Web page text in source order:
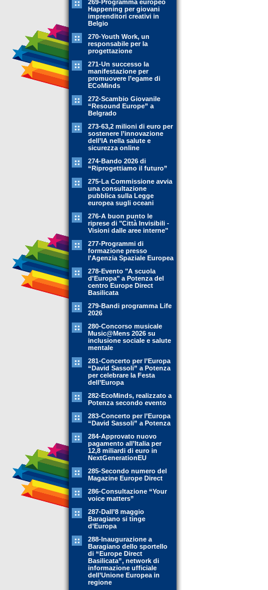
269-Programma europeo
Happening per giovani
imprenditori creativi in
Belgio
270-Youth Work, un
responsabile per la
progettazione
271-Un successo la
manifestazione per
promuovere l’egame di
ECoMinds
272-Scambio Giovanile
“Resound Europe” a
Belgrado
273-63,2 milioni di euro per
sostenere l’innovazione
dell’IA nella salute e
sicurezza online
274-Bando 2026 di
“Riprogettiamo il futuro”
275-La Commissione avvia
una consultazione
pubblica sulla Legge
europea sugli oceani
276-A buon punto le
riprese di "Città Invisibili -
Visioni dalle aree interne"
277-Programmi di
formazione presso
l'Agenzia Spaziale Europea
278-Evento "A scuola
d'Europa" a Potenza del
centro Europe Direct
Basilicata
279-Bandi programma Life
2026
280-Concorso musicale
Music@Mens 2026 su
inclusione sociale e salute
mentale
281-Concerto per l’Europa
“David Sassoli” a Potenza
per celebrare la Festa
dell’Europa
282-EcoMinds, realizzato a
Potenza secondo evento
283-Concerto per l’Europa
“David Sassoli” a Potenza
284-Approvato nuovo
pagamento all’Italia per
12,8 miliardi di euro in
NextGenerationEU
285-Secondo numero del
Magazine Europe Direct
286-Consultazione “Your
voice matters”
287-Dall’8 maggio
Baragiano si tinge
d’Europa
288-Inaugurazione a
Baragiano dello sportello
di “Europe Direct
Basilicata”, network di
informazione ufficiale
dell’Unione Europea in
regione